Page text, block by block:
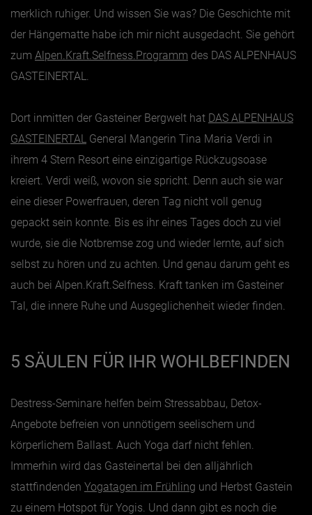
merklich ruhiger. Und wissen Sie was? Die Geschichte mit
der Hängematte habe ich mir nicht ausgedacht. Sie gehört
zum Alpen.Kraft.Selfness.Programm des DAS ALPENHAUS
GASTEINERTAL.
Dort inmitten der Gasteiner Bergwelt hat DAS ALPENHAUS
GASTEINERTAL General Mangerin Tina Maria Verdi in
ihrem 4 Stern Resort eine einzigartige Rückzugsoase
kreiert. Verdi weiß, wovon sie spricht. Denn auch sie war
eine dieser Powerfrauen, deren Tag nicht voll genug
gepackt sein konnte. Bis es ihr eines Tages doch zu viel
wurde, sie die Notbremse zog und wieder lernte, auf sich
selbst zu hören und zu achten. Und genau darum geht es
auch bei Alpen.Kraft.Selfness. Kraft tanken im Gasteiner
Tal, die innere Ruhe und Ausgeglichenheit wieder finden.
5 SÄULEN FÜR IHR WOHLBEFINDEN
Destress-Seminare helfen beim Stressabbau, Detox-
Angebote befreien von unnötigem seelischem und
körperlichem Ballast. Auch Yoga darf nicht fehlen.
Immerhin wird das Gasteinertal bei den alljährlich
stattfindenden Yogatagen im Frühling und Herbst Gastein
zu einem Hotspot für Yogis. Und dann gibt es noch die